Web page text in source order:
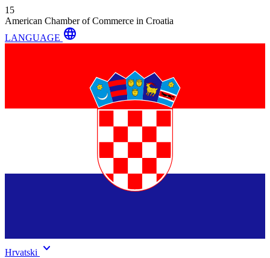
15
American Chamber of Commerce in Croatia
LANGUAGE language
Hrvatski keyboard_arrow_down